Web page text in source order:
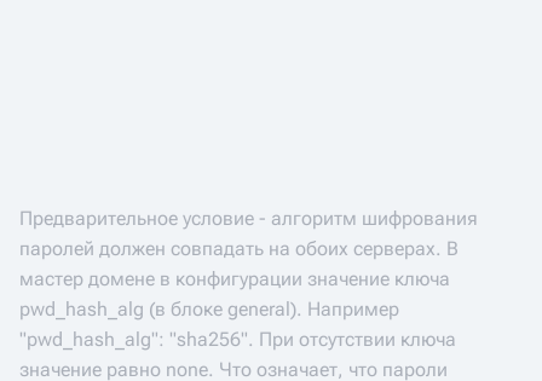
Предварительное условие - алгоритм шифрования
паролей должен совпадать на обоих серверах. В
мастер домене в конфигурации значение ключа
pwd_hash_alg (в блоке general). Например
"pwd_hash_alg": "sha256". При отсутствии ключа
значение равно none. Что означает, что пароли